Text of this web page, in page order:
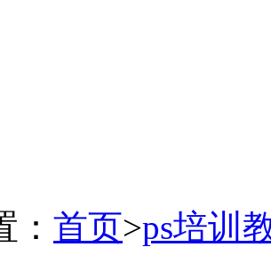
首页>ps培训